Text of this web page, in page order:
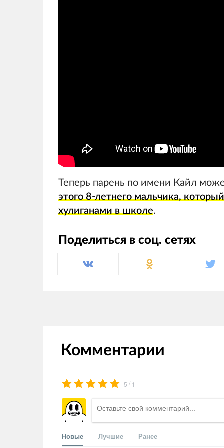
Теперь парень по имени Кайл
этого 8-летнего мальчика,
хулиганами в школе.
Поделиться в соц. сетях
Комментарии
5 / 1
Новые Лучшие Ранее